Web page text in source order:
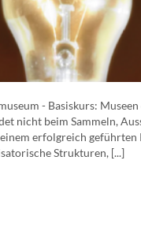
- Basiskurs:
nicht beim Sammeln,
erfolgreich geführten
Strukturen, [...]